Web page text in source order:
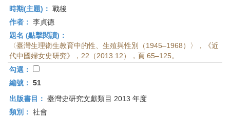
時期(主題)： 戰後
作者： 李貞德
題名 (點擊閱讀)：
〈臺灣生理衛生教育中的性、生殖與性別（1945–1968）〉，《近
代中國婦女史研究》，22（2013.12），頁 65–125。
勾選：
編號： 51
出版書目： 臺灣史研究文獻類目 2013 年度
類別： 社會